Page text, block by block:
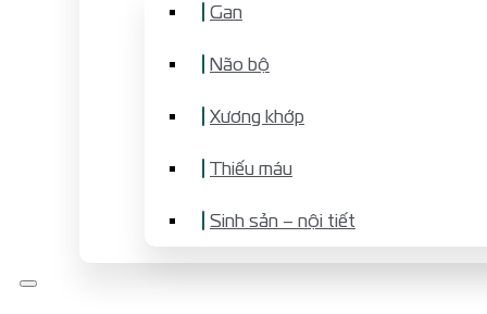
Gan
Não bộ
Xương khớp
Thiếu máu
Sinh sản – nội tiết